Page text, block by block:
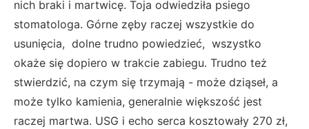
nich braki i martwicę. Toja odwiedziła psiego
stomatologa. Górne zęby raczej wszystkie do
usunięcia, dolne trudno powiedzieć, wszystko
okaże się dopiero w trakcie zabiegu. Trudno też
stwierdzić, na czym się trzymają - może dziąseł, a
może tylko kamienia, generalnie większość jest
raczej martwa. USG i echo serca kosztowały 270 zł,